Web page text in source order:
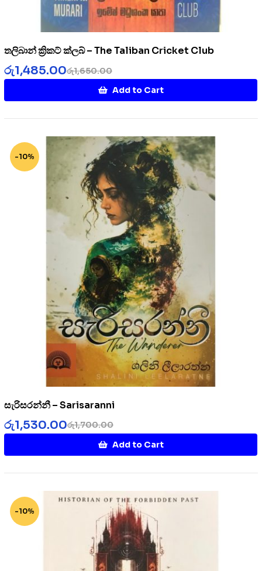
තලිබාන් ක්‍රිකට් ක්ලබ් – The Taliban Cricket Club
රු1,650.00
රු1,485.00
Add to Cart
-10%
සැරිසරන්නී – Sarisaranni
රු1,700.00
රු1,530.00
Add to Cart
-10%